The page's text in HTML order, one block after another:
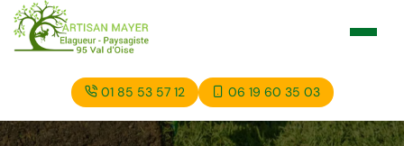
01 85 53 57 12 06 19 60 35 03